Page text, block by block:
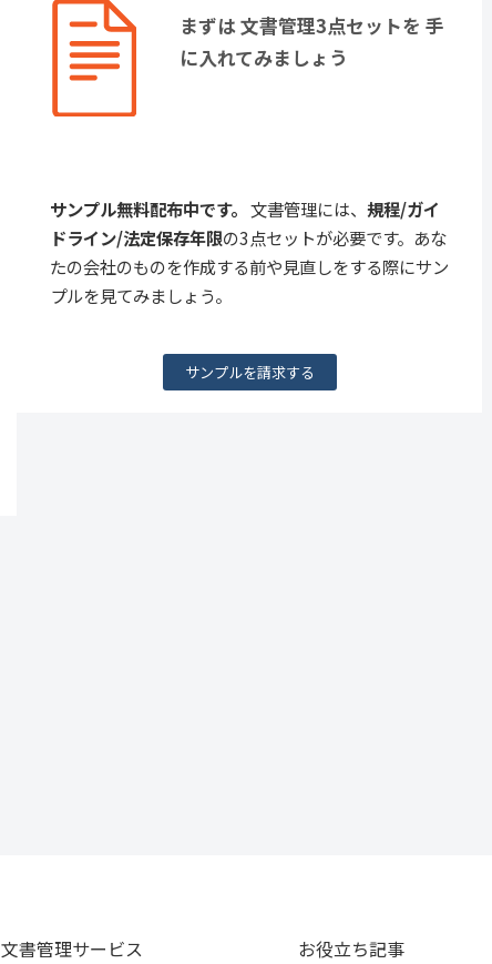
まずは 文書管理3点セットを 手
に入れてみましょう
サンプル無料配布中です。 文書管理には、 規程/ガイ
ドライン/法定保存年限の3点セットが必要です。あな
たの会社のものを作成する前や見直しをする際にサン
プルを見てみましょう。
サンプルを請求する
文書管理サービス
お役立ち記事